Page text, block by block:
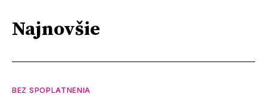
Najnovšie
BEZ SPOPLATNENIA